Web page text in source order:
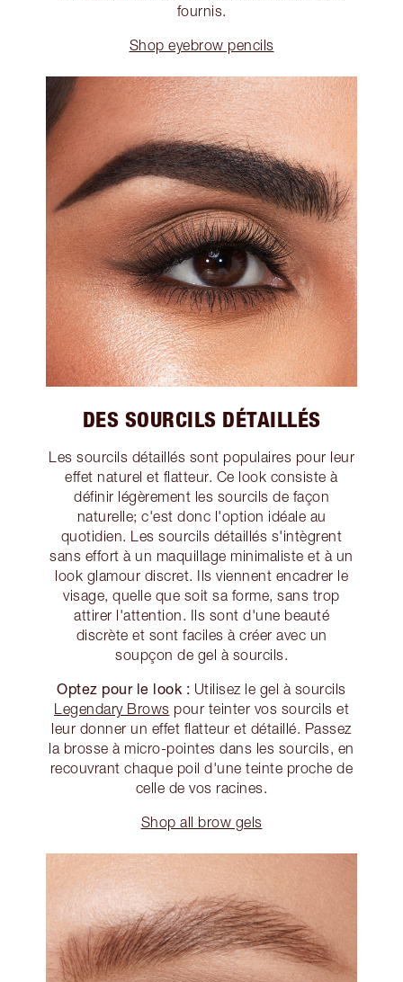
fournis.
Shop eyebrow pencils
DES SOURCILS DÉTAILLÉS
Les sourcils détaillés sont populaires pour leur
effet naturel et flatteur. Ce look consiste à
définir légèrement les sourcils de façon
naturelle; c'est donc l'option idéale au
quotidien. Les sourcils détaillés s'intègrent
sans effort à un maquillage minimaliste et à un
look glamour discret. Ils viennent encadrer le
visage, quelle que soit sa forme, sans trop
attirer l'attention. Ils sont d'une beauté
discrète et sont faciles à créer avec un
soupçon de gel à sourcils.
Optez pour le look : Utilisez le gel à sourcils
Legendary Brows pour teinter vos sourcils et
leur donner un effet flatteur et détaillé. Passez
la brosse à micro-pointes dans les sourcils, en
recouvrant chaque poil d'une teinte proche de
celle de vos racines.
Shop all brow gels